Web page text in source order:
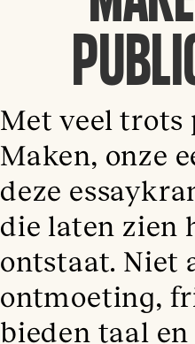
Met veel trots
Maken, onze
deze
die laten zien
ontstaat. Niet
ontmoeting,
bieden taal